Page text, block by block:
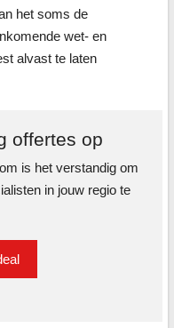
het soms de
wet- en
alvast te laten
offertes op
is het verstandig om
in jouw regio te